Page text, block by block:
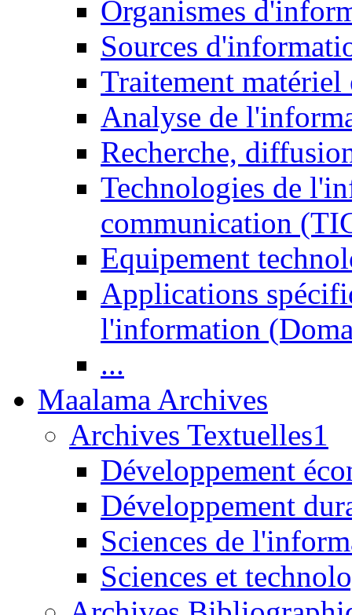
Organismes
Sources
Traitement matériel
Analyse de
Recherche,
Technologies de
communication
Equipement
Applications
l'information
...
Maalama Archives
Archives Textuelles1
Développement
Développement
Sciences de
Sciences et